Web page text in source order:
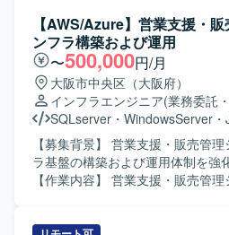
す。 基本設計・詳細設計、設計レ
担保しながら開発を進めていただ
のタスク割り振りや進行管理など
としてのマネジメントも行っていただきま
物像】 プロジェクトの目的達成に
ら課題を見つけて解決へ導ける方
術や新しい開発手法に対して前向
チームへ知見を共有していただ
【ポジションの魅力】 AIチームの
たWeb系業務システム開発に上
【AWS/Azure】営業支援・
ンフラ構築および運用
〜500,000円/月
大阪市中央区（大阪府）
インフラエンジニア(業務委託
SQLserver ・ WindowsServer ・
【募集背景】 営業支援・販売管
ラ基盤の構築および運用体制を強
【作業内容】 営業支援・販売管